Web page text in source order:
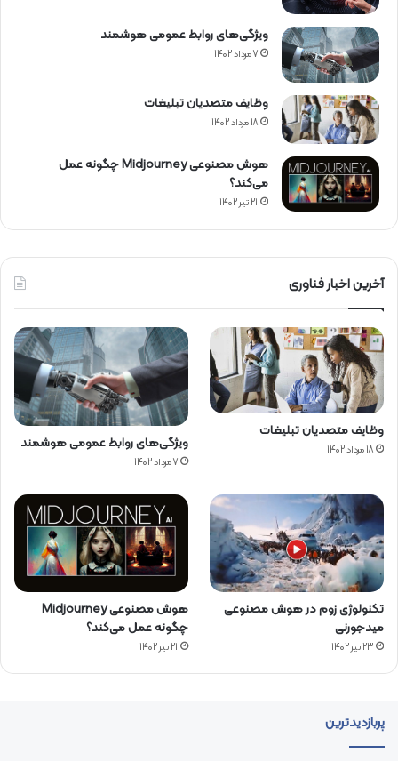
ویژگی‌های روابط عمومی هوشمند
7 مرداد 1402
وظایف متصدیان تبلیغات
18 مرداد 1402
هوش مصنوعی Midjourney چگونه عمل
می‌کند؟
21 تیر 1402
آخرین اخبار فناوری
وظایف متصدیان تبلیغات
18 مرداد 1402 ویژگی‌های روابط عمومی هوشمند
7 مرداد 1402
تکنولوژی زوم در هوش مصنوعی
میدجورنی
23 تیر 1402
هوش مصنوعی Midjourney
چگونه عمل می‌کند؟
21 تیر 1402
پربازدیدترین